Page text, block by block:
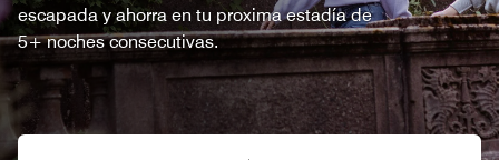
escapada y ahorra en tu proxima estadía de
5+ noches consecutivas.